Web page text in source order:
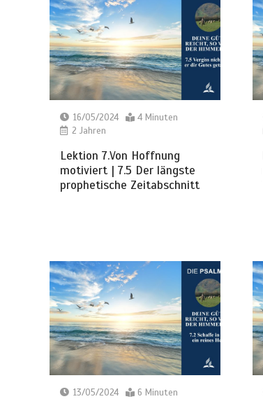
16/05/2024
4 Minuten
2 Jahren
Lektion 7.Von Hoffnung
motiviert | 7.5 Der längste
prophetische Zeitabschnitt
13/05/2024
6 Minuten